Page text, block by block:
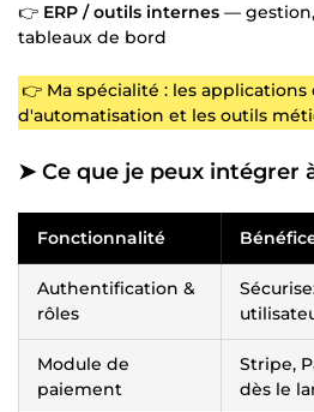
👉 ERP / outils internes —
tableaux de bord
👉 Ma spécialité : les applications
d'automatisation et les outils
➤ Ce que je peux intégrer
Fonctionnalité
Authentification &
rôles
Module de
paiement
Stripe,
dès le